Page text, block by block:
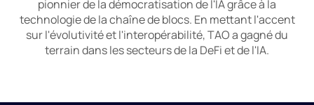
pionnier de la démocratisation de l'IA grâce à la
technologie de la chaîne de blocs. En mettant l'accent
sur l'évolutivité et l'interopérabilité, TAO a gagné du
terrain dans les secteurs de la DeFi et de l'IA.